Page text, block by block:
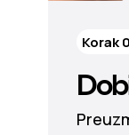
Korak